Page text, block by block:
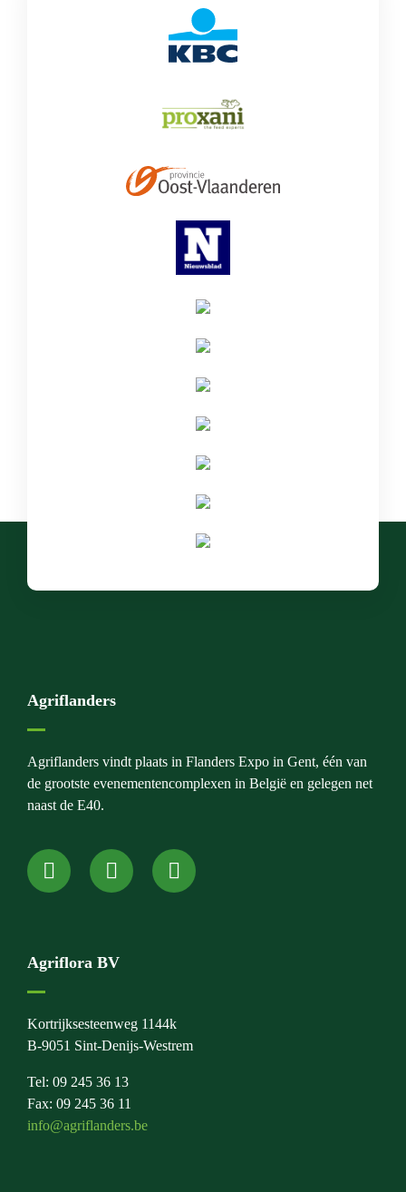
Agriflanders
Agriflanders vindt plaats in Flanders Expo in Gent, één van
de grootste evenementencomplexen in België en gelegen net
naast de E40.
Agriflora BV
Kortrijksesteenweg 1144k
B-9051 Sint-Denijs-Westrem
Tel: 09 245 36 13
Fax: 09 245 36 11
info@agriflanders.be